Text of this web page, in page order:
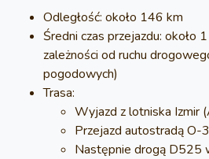
Odległość: około 146 km
Średni czas przejazdu: około
zależności od ruchu
pogodowych)
Trasa:
Wyjazd z lotniska Izmir
Przejazd autostradą O-
Następnie drogą D525